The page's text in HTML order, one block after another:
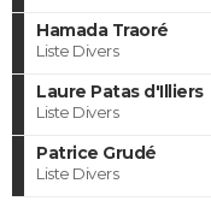
Hamada Traoré
Liste Divers
Laure Patas d'Illiers
Liste Divers
Patrice Grudé
Liste Divers